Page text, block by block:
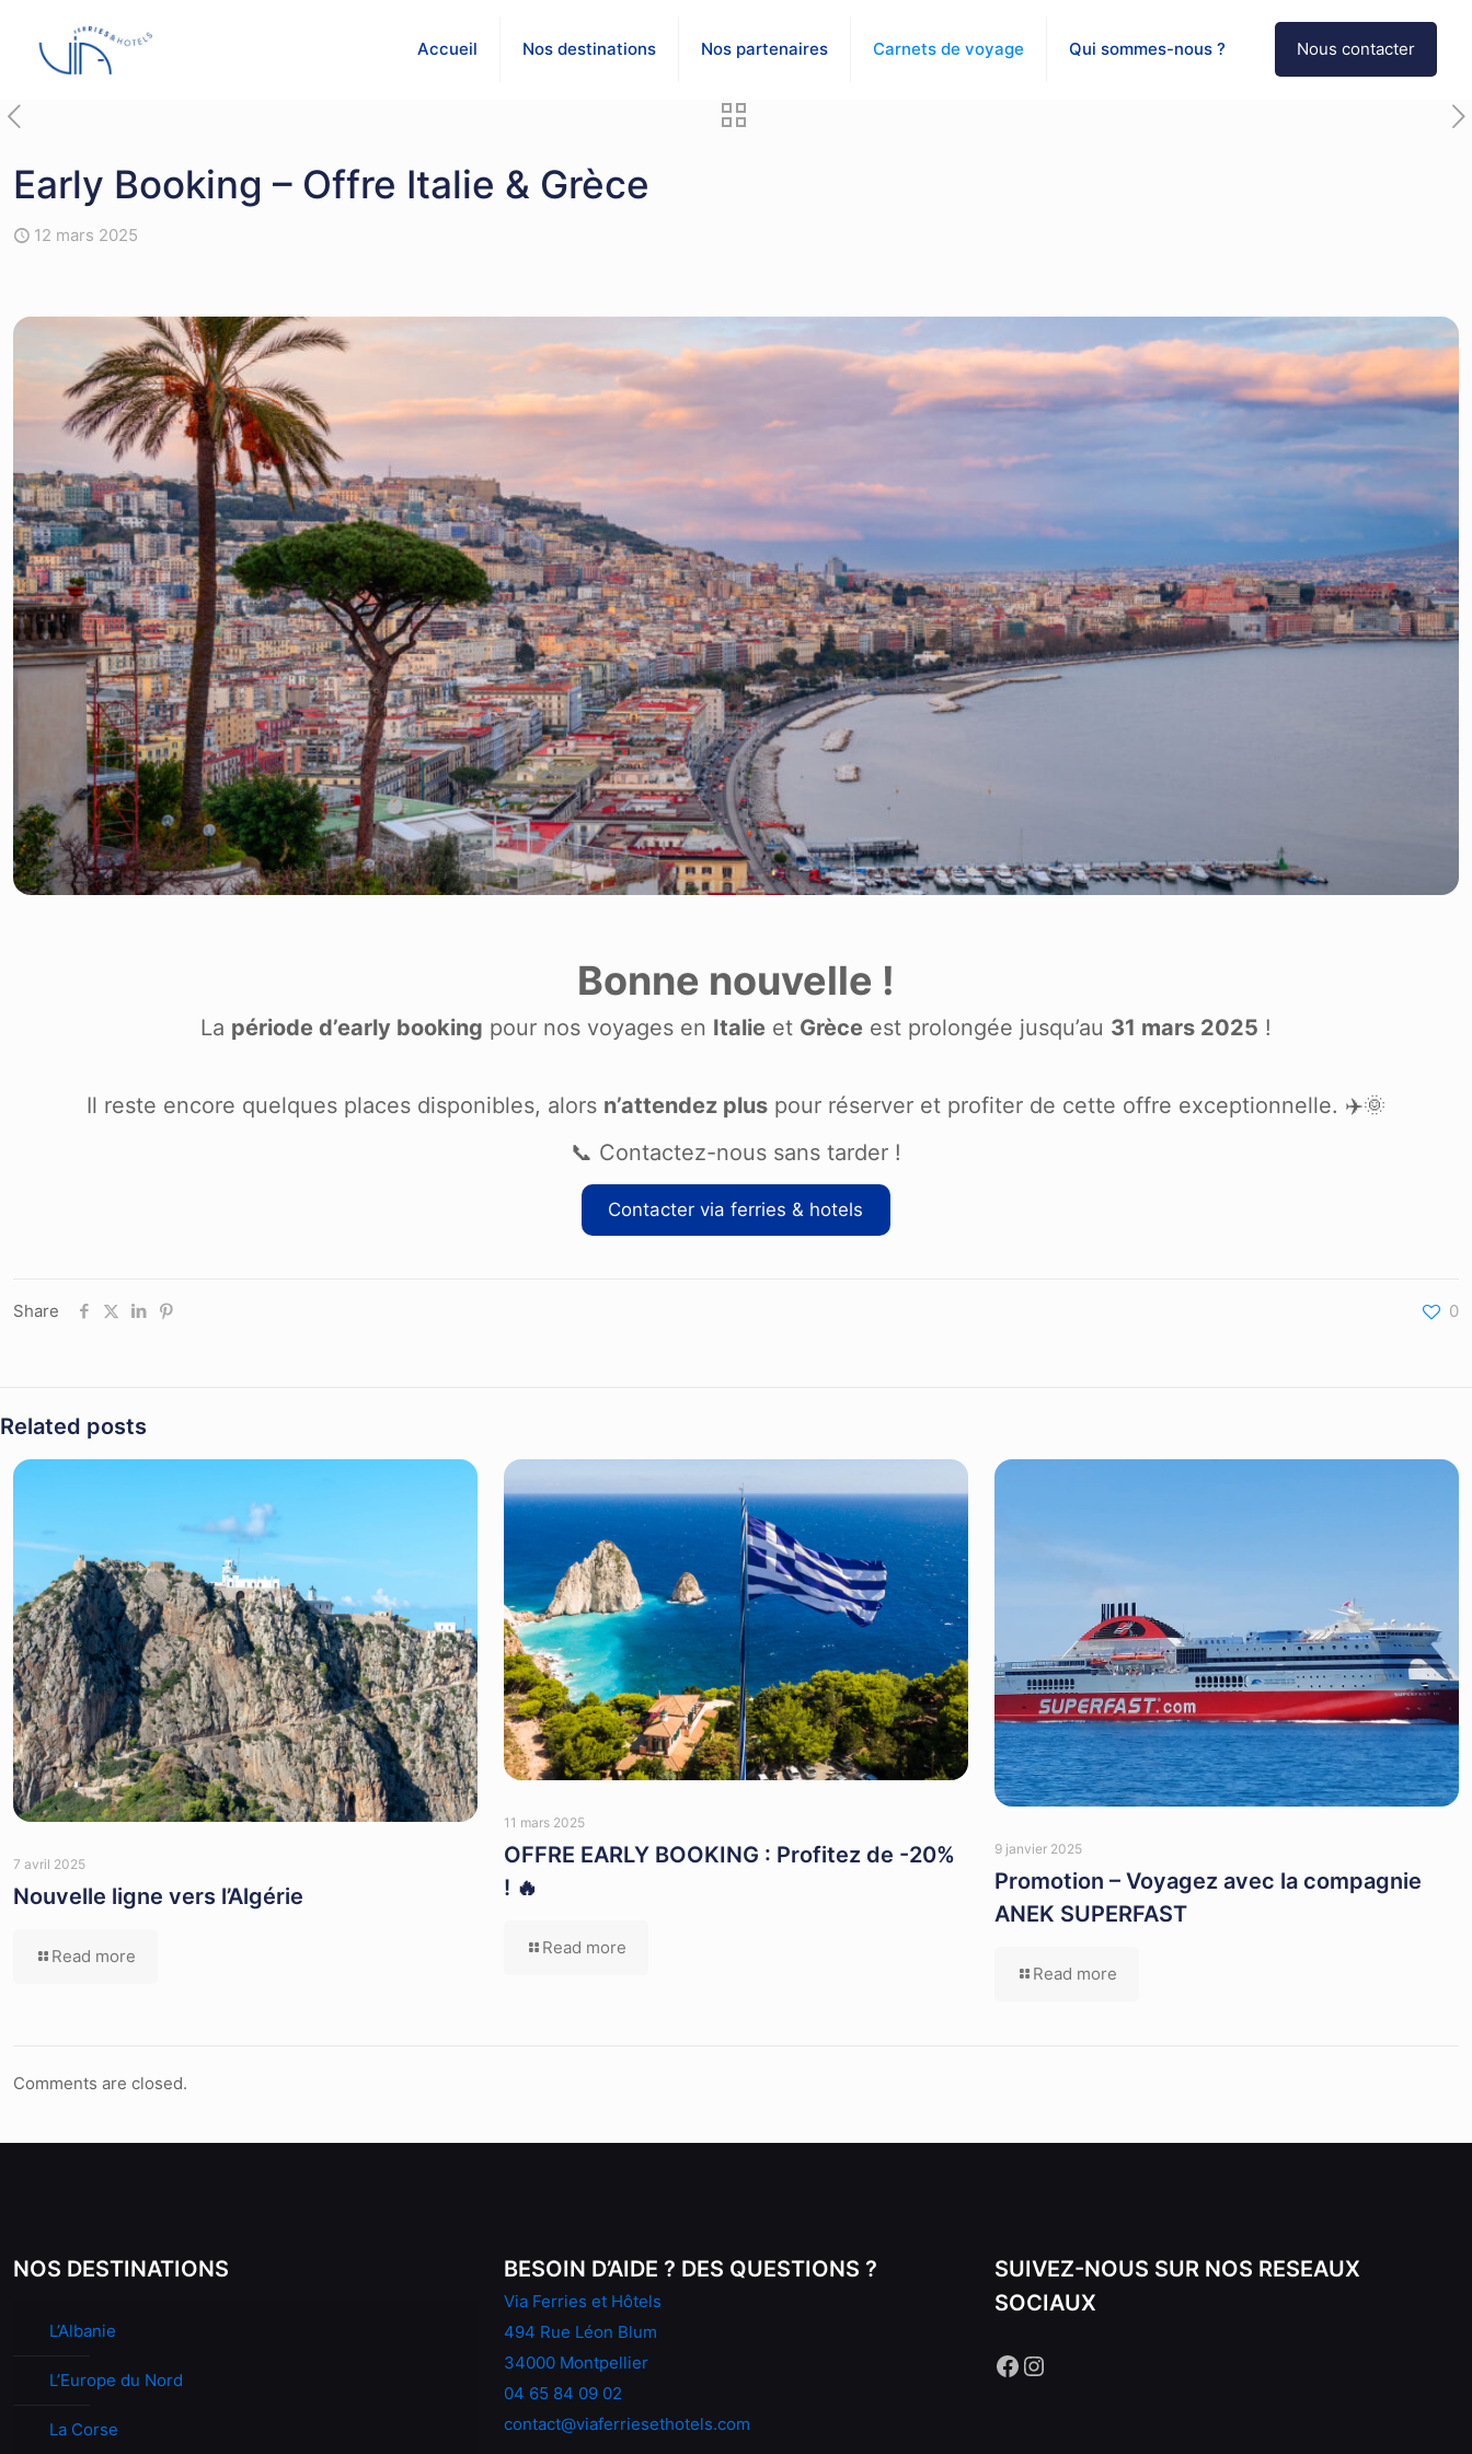
Accueil Nos destinations Nos partenaires Carnets de voyage Qui sommes-nous ? Nous contacter
Early Booking – Offre Italie & Grèce
12 mars 2025
Bonne nouvelle !
La période d’early booking pour nos voyages en Italieet Grèceest prolongée jusqu’au 31 mars 2025 !
Il reste encore quelques places disponibles, alors n’attendez pluspour réserver et profiter de cette offre exceptionnelle. ✈️🌞
📞 Contactez-nous sans tarder !
Contacter via ferries & hotels
Share 0
Related posts
7 avril 2025
Nouvelle ligne vers l’Algérie
Read more
11 mars 2025
OFFRE EARLY BOOKING : Profitez de -20%
! 🔥
Read more
9 janvier 2025
Promotion – Voyagez avec la compagnie
ANEK SUPERFAST
Read more
Comments are closed.
NOS DESTINATIONS
L’Albanie
L’Europe du Nord
La Corse
BESOIN D’AIDE ? DES QUESTIONS ?
Via Ferries et Hôtels
494 Rue Léon Blum
34000 Montpellier
04 65 84 09 02
contact@viaferriesethotels.com
SUIVEZ-NOUS SUR NOS RESEAUX
SOCIAUX
Facebook
Instagram